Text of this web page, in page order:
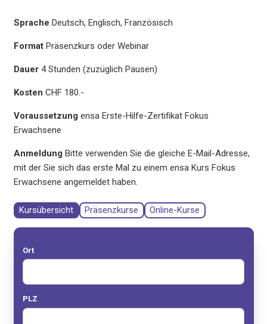
Sprache Deutsch, Englisch, Französisch
FormatPräsenzkurs oder Webinar
Dauer4 Stunden (zuzüglich Pausen)
Kosten CHF 180.-
Voraussetzung ensa Erste-Hilfe-Zertifikat Fokus
Erwachsene
Anmeldung Bitte verwenden Sie die gleiche E-Mail-Adresse,
mit der Sie sich das erste Mal zu einem ensa Kurs Fokus
Erwachsene angemeldet haben.
Kursübersicht Präsenzkurse Online-Kurse
Ort
PLZ